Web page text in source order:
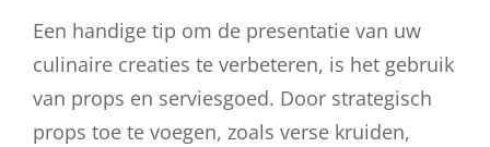
Een handige tip om de presentatie van uw
culinaire creaties te verbeteren, is het gebruik
van props en serviesgoed. Door strategisch
props toe te voegen, zoals verse kruiden,